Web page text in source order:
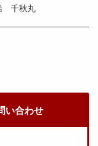
千秋丸
い合わせ